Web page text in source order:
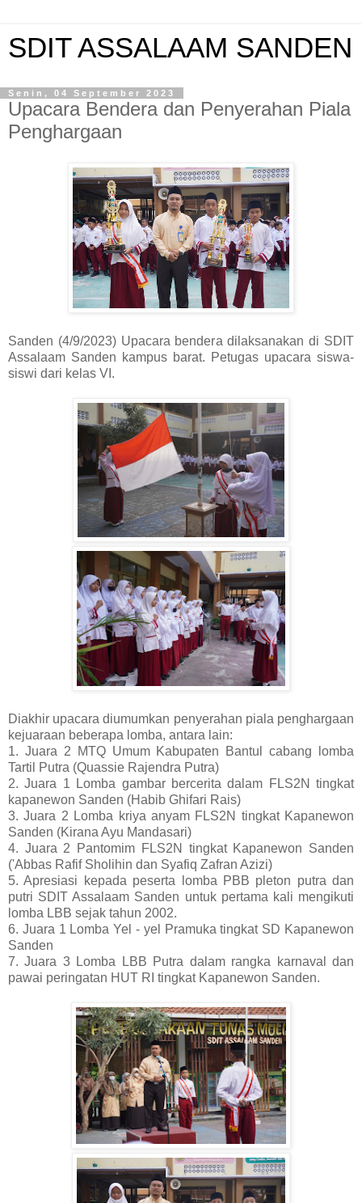
SDIT ASSALAAM SANDEN
Senin, 04 September 2023
Upacara Bendera dan Penyerahan Piala
Penghargaan
Sanden (4/9/2023) Upacara bendera dilaksanakan di SDIT
Assalaam Sanden kampus barat. Petugas upacara siswa-
siswi dari kelas VI.
Diakhir upacara diumumkan penyerahan piala penghargaan
kejuaraan beberapa lomba, antara lain:
1. Juara 2 MTQ Umum Kabupaten Bantul cabang lomba
Tartil Putra (Quassie Rajendra Putra)
2. Juara 1 Lomba gambar bercerita dalam FLS2N tingkat
kapanewon Sanden (Habib Ghifari Rais)
3. Juara 2 Lomba kriya anyam FLS2N tingkat Kapanewon
Sanden (Kirana Ayu Mandasari)
4. Juara 2 Pantomim FLS2N tingkat Kapanewon Sanden
('Abbas Rafif Sholihin dan Syafiq Zafran Azizi)
5. Apresiasi kepada peserta lomba PBB pleton putra dan
putri SDIT Assalaam Sanden untuk pertama kali mengikuti
lomba LBB sejak tahun 2002.
6. Juara 1 Lomba Yel - yel Pramuka tingkat SD Kapanewon
Sanden
7. Juara 3 Lomba LBB Putra dalam rangka karnaval dan
pawai peringatan HUT RI tingkat Kapanewon Sanden.